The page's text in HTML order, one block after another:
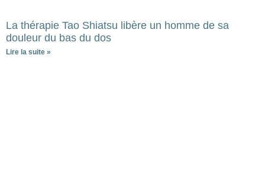
La thérapie Tao Shiatsu libère un homme de sa
douleur du bas du dos
Lire la suite »